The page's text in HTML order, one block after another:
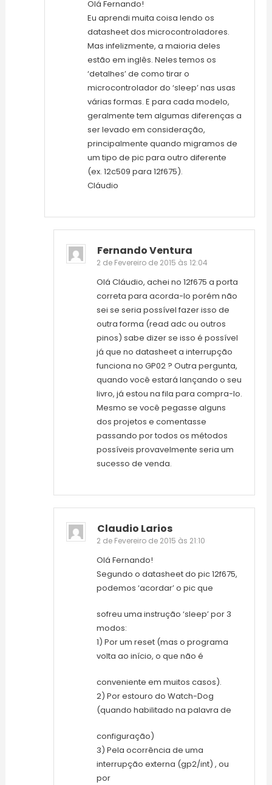
Olá Fernando!
Eu aprendi muita coisa lendo os
datasheet dos microcontroladores.
Mas infelizmente, a maioria deles
estão em inglês. Neles temos os
‘detalhes’ de como tirar o
microcontrolador do ‘sleep’ nas usas
várias formas. E para cada modelo,
geralmente tem algumas diferenças a
ser levado em consideração,
principalmente quando migramos de
um tipo de pic para outro diferente
(ex. 12c509 para 12f675).
Cláudio
Fernando Ventura
2 de Fevereiro de 2015 às 12:04
Olá Cláudio, achei no 12f675 a porta
correta para acorda-lo porém não
sei se seria possível fazer isso de
outra forma (read adc ou outros
pinos) sabe dizer se isso é possível
já que no datasheet a interrupção
funciona no GP02 ? Outra pergunta,
quando você estará lançando o seu
livro, já estou na fila para compra-lo.
Mesmo se você pegasse alguns
dos projetos e comentasse
passando por todos os métodos
possíveis provavelmente seria um
sucesso de venda.
Claudio Larios
2 de Fevereiro de 2015 às 21:10
Olá Fernando!
Segundo o datasheet do pic 12f675,
podemos ‘acordar’ o pic que
sofreu uma instrução ‘sleep’ por 3
modos:
1) Por um reset (mas o programa
volta ao início, o que não é
conveniente em muitos casos).
2) Por estouro do Watch-Dog
(quando habilitado na palavra de
configuração)
3) Pela ocorrência de uma
interrupção externa (gp2/int) , ou
por